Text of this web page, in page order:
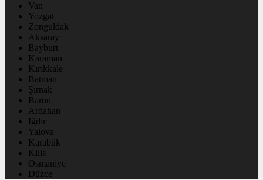
Van
Yozgat
Zonguldak
Aksaray
Bayburt
Karaman
Kırıkkale
Batman
Şırnak
Bartın
Ardahan
Iğdır
Yalova
Karabük
Kilis
Osmaniye
Düzce